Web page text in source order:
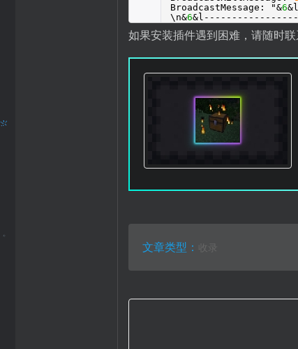
BroadcastMessage: "&6
\n&6
如果安装插件遇到困难，请随时
文章类型： 收录